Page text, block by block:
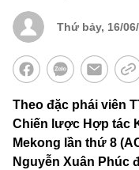
Thứ bảy, 16/
Theo đặc phái viên
Chiến lược Hợp tác
Mekong lần thứ 8
Nguyễn Xuân Phúc